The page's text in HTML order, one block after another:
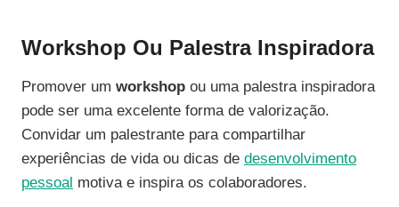
Workshop Ou Palestra Inspiradora
Promover um workshop ou uma palestra inspiradora
pode ser uma excelente forma de valorização.
Convidar um palestrante para compartilhar
experiências de vida ou dicas de desenvolvimento
pessoal motiva e inspira os colaboradores.